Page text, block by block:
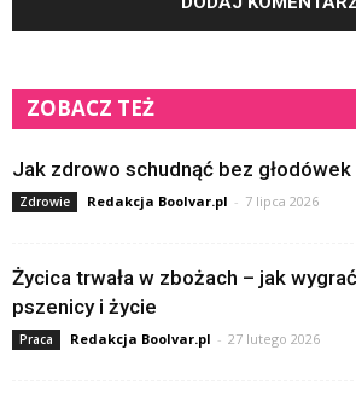
ZOBACZ TEŻ
Jak zdrowo schudnąć bez
Zdrowie Redakcja Boolvar.pl - 7 lipca 2026
Życica trwała w zbożach – jak
pszenicy i życie
Praca Redakcja Boolvar.pl - 27 lutego 2026